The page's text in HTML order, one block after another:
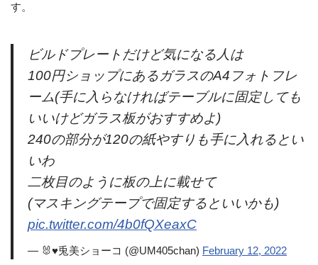
す。
ビルドプレートだけど気になる人は
100円ショップにあるガラスのA4フォトフレ
ーム(手に入らなければテーブルに固定しても
いいけどガラス板がおすすめよ)
240の部分が120の紙やすりも手に入れるとい
いわ
二枚目のように板の上に載せて
(マスキングテープで固定するといいかも)
pic.twitter.com/4b0fQXeaxC
— 🐰♥兎美ショーコ (@UM405chan) February 12, 2022